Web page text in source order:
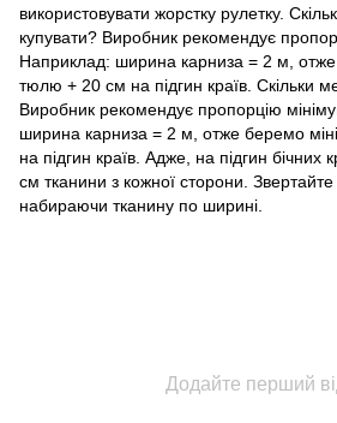
використовувати жорстку рулетку.
купувати? Виробник рекомендує
Наприклад: ширина карниза = 2 м,
тюлю + 20 см на підгин країв. Скільки
Виробник рекомендує пропорцію
ширина карниза = 2 м, отже беремо
на підгин країв. Адже, на підгин бічних
см тканини з кожної сторони. Звертайте
набираючи тканину по ширині.
Додайте перший